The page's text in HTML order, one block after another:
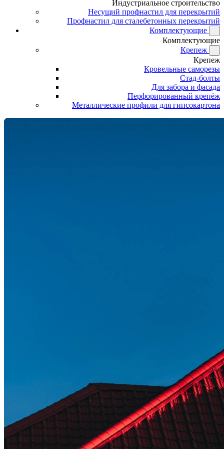
Индустриальное строительство
Несущий профнастил для перекрытий
Профнастил для сталебетонных перекрытий
Комплектующие
Комплектующие
Крепеж
Крепеж
Кровельные саморезы
Стад-болты
Для забора и фасада
Перфорированный крепёж
Металлические профили для гипсокартона